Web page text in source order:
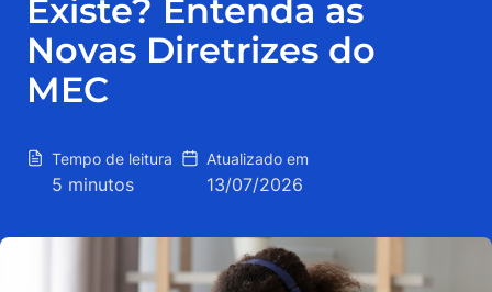
Existe? Entenda as
Novas Diretrizes do
MEC
Tempo de leitura
5 minutos
Atualizado em
13/07/2026